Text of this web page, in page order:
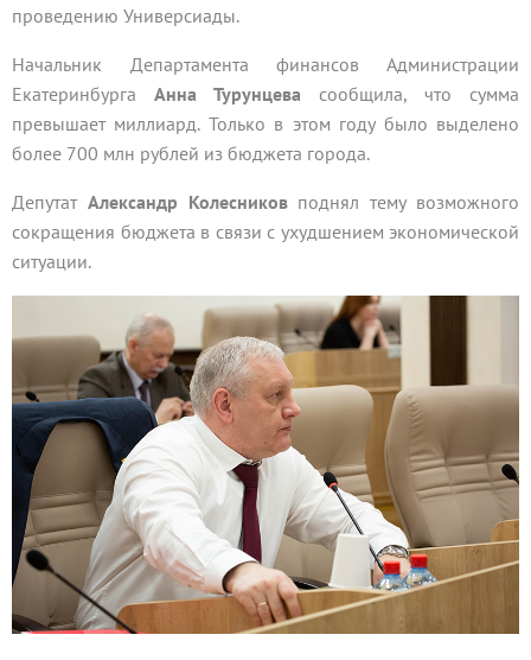
проведению Универсиады.
Начальник Департамента финансов Администрации
Екатеринбурга Анна Турунцева сообщила, что сумма
превышает миллиард. Только в этом году было выделено
более 700 млн рублей из бюджета города.
Депутат Александр Колесников поднял тему возможного
сокращения бюджета в связи с ухудшением экономической
ситуации.